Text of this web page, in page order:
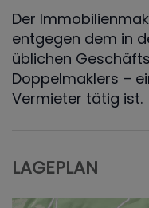
Der
entgegen dem in
üblichen
Doppelmaklers –
Vermieter tätig ist.
LAGEPLAN